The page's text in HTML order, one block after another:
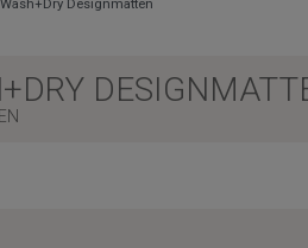
Wash+Dry Designmatten